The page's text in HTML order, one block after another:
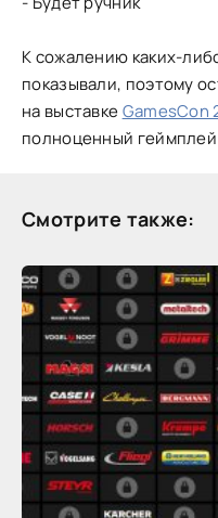
К сожалению каких-
показывали, поэтому
на выставкеGamesCon
полноценный геймплей
Смотрите также: